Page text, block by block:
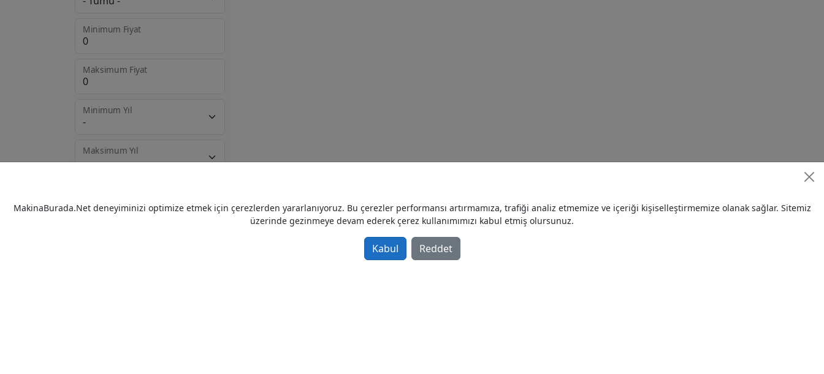
Minimum Fiyat
Maksimum Fiyat
Minimum Yıl
Maksimum Yıl
MakinaBurada.Net deneyiminizi optimize etmek için çerezlerden yararlanıyoruz. Bu çerezler performansı artırmamıza, trafiği analiz etmemize ve içeriği kişiselleştirmemize olanak sağlar. Sitemiz
üzerinde gezinmeye devam ederek çerez kullanımımızı kabul etmiş olursunuz.
Kabul Reddet